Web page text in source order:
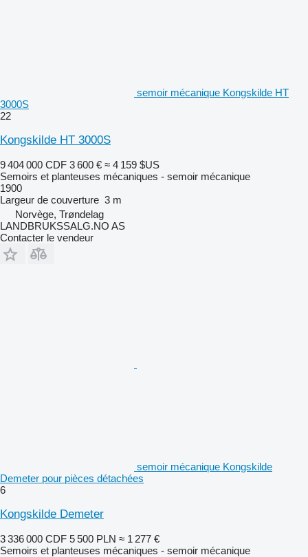
semoir mécanique Kongskilde HT
3000S
22
Kongskilde HT 3000S
9 404 000 CDF 3 600 € ≈ 4 159 $US
Semoirs et planteuses mécaniques - semoir mécanique
1900
Largeur de couverture 3 m
Norvège, Trøndelag
LANDBRUKSSALG.NO AS
Contacter le vendeur
semoir mécanique Kongskilde
Demeter pour pièces détachées
6
Kongskilde Demeter
3 336 000 CDF 5 500 PLN ≈ 1 277 €
Semoirs et planteuses mécaniques - semoir mécanique